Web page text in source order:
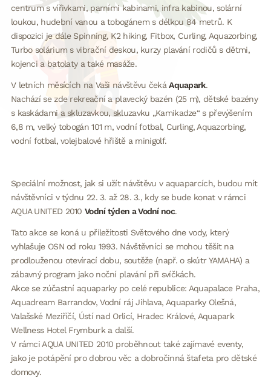
centrum s vířivkami, parními kabinami, infra kabinou, solární
loukou, hudební vanou a tobogánem s délkou 84 metrů. K
dispozici je dále Spinning, K2 hiking, Fitbox, Curling, Aquazorbing,
Turbo solárium s vibrační deskou, kurzy plavání rodičů s dětmi,
kojenci a batolaty a také masáže.
V letních měsících na Vaši návštěvu čekáAquapark.
Nachází se zde rekreační a plavecký bazén (25 m), dětské bazény
s kaskádami a skluzavkou, skluzavku „Kamikadze“ s převýšením
6,8 m, velký tobogán 101 m, vodní fotbal, Curling, Aquazorbing,
vodní fotbal, volejbalové hřiště a minigolf.
Speciální možnost, jak si užít návštěvu v aquaparcích, budou mít
návštěvníci v týdnu 22. 3. až 28. 3., kdy se bude konat v rámci
AQUA UNITED 2010Vodní týden a Vodní noc.
Tato akce se koná u příležitosti Světového dne vody, který
vyhlašuje OSN od roku 1993. Návštěvníci se mohou těšit na
prodlouženou otevírací dobu, soutěže (např. o skútr YAMAHA) a
zábavný program jako noční plavání při svíčkách.
Akce se zúčastní aquaparky po celé republice: Aquapalace Praha,
Aquadream Barrandov, Vodní ráj Jihlava, Aquaparky Olešná,
Valašské Meziříčí, Ústí nad Orlicí, Hradec Králové, Aquapark
Wellness Hotel Frymburk a další.
V rámci AQUA UNITED 2010 proběhnout také zajímavé eventy,
jako je potápění pro dobrou věc a dobročinná štafeta pro dětské
domovy.